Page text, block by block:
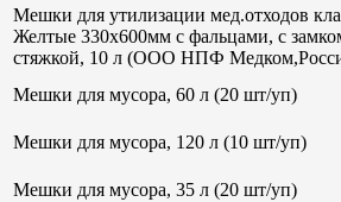
Мешки для утилизации мед.отходов
Желтые 330х600мм с фальцами, с
стяжкой, 10 л (ООО НПФ
Мешки для мусора, 60 л (20 шт/уп)
Мешки для мусора, 120 л (10 шт/уп)
Мешки для мусора, 35 л (20 шт/уп)